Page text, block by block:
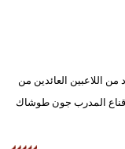
وتكنولوجيا
من اللاعبين العائدين من
إقناع المدرب جون طوشاك